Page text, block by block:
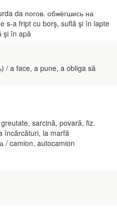
da погов. обжёгшись на
s-a fript cu borş, suflă şi în lapte
şi în apă
/ a face, a pune, a obliga să
greutate, sarcină, povară, fiz.
încărcături, la marfă
/ camion, autocamion